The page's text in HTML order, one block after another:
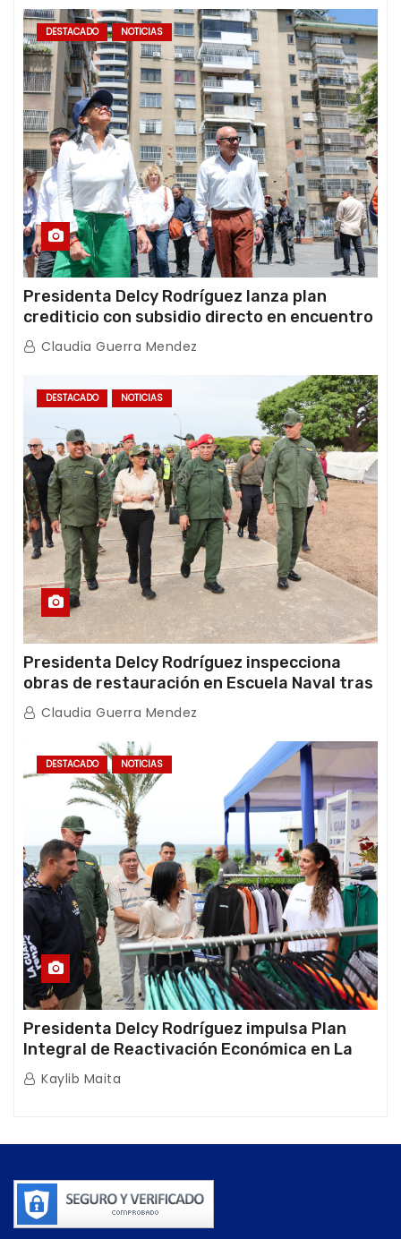
DESTACADO NOTICIAS
Presidenta Delcy Rodríguez lanza plan
crediticio con subsidio directo en encuentro
con Juntas de Condominio
Claudia Guerra Mendez
DESTACADO NOTICIAS
Presidenta Delcy Rodríguez inspecciona
obras de restauración en Escuela Naval tras
afectaciones sísmicas en La Guaira
Claudia Guerra Mendez
DESTACADO NOTICIAS
Presidenta Delcy Rodríguez impulsa Plan
Integral de Reactivación Económica en La
Guaira
Kaylib Maita